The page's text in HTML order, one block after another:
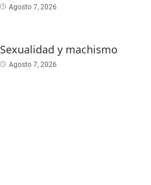
Agosto 7, 2026
Sexualidad y machismo
Agosto 7, 2026